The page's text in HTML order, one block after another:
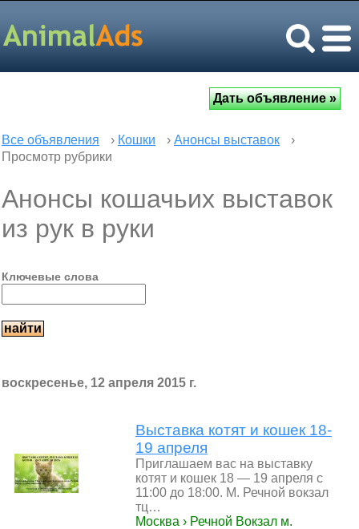
Все объявления › Кошки › Анонсы выставок
›
Просмотр рубрики
Анонсы кошачьих выставок
из рук в руки
Ключевые слова
воскресенье, 12 апреля 2015 г.
Выставка котят и кошек 18-
19 апреля
Приглашаем вас на выставку
котят и кошек 18 — 19 апреля с
11:00 до 18:00. М. Речной вокзал
тц…
Москва › Речной Вокзал м.